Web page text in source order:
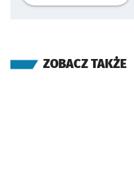
ZOBACZ TAKŻE